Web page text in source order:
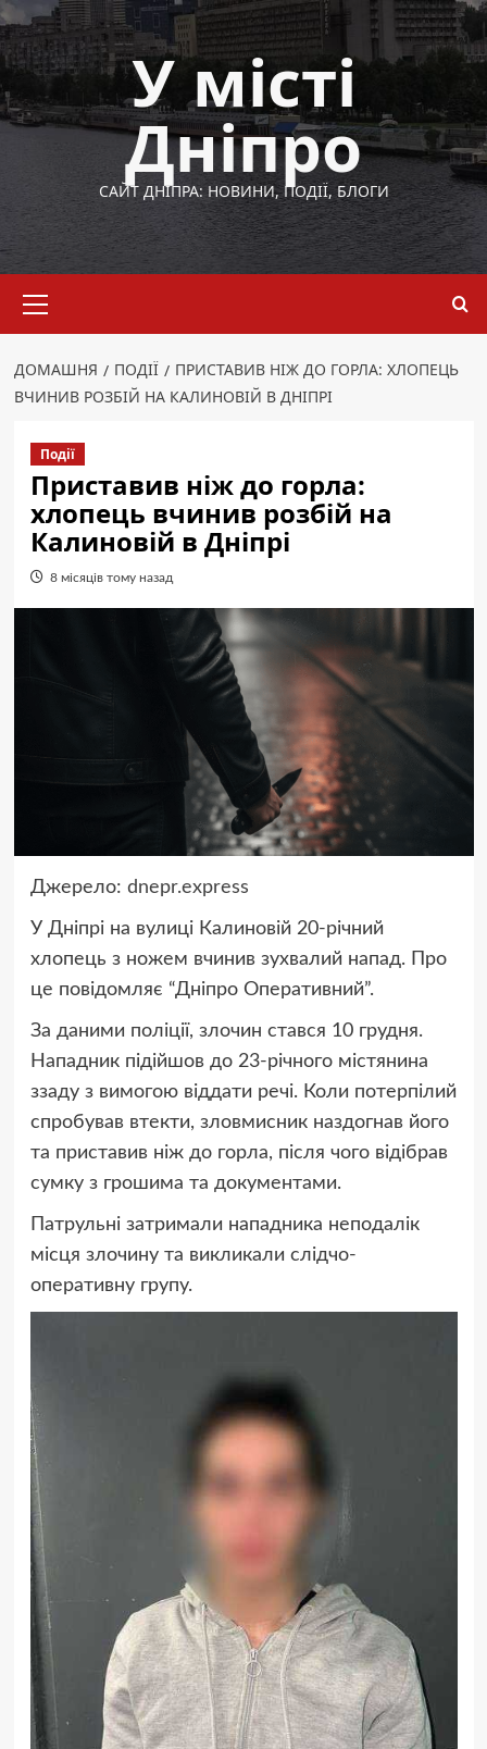
Перейти
до
вмісту
У місті
Дніпро
САЙТ ДНІПРА: НОВИНИ, ПОДІЇ, БЛОГИ
меню
ДОМАШНЯ ПОДІЇ
ПРИСТАВИВ НІЖ ДО ГОРЛА: ХЛОПЕЦЬ
ВЧИНИВ РОЗБІЙ НА КАЛИНОВІЙ В ДНІПРІ
Події
Приставив ніж до горла:
хлопець вчинив розбій на
Калиновій в Дніпрі
8 місяців тому назад
Джерело: dnepr.express
У Дніпрі на вулиці Калиновій 20-річний
хлопець з ножем вчинив зухвалий напад. Про
це повідомляє “Дніпро Оперативний”.
За даними поліції, злочин стався 10 грудня.
Нападник підійшов до 23-річного містянина
ззаду з вимогою віддати речі. Коли потерпілий
спробував втекти, зловмисник наздогнав його
та приставив ніж до горла, після чого відібрав
сумку з грошима та документами.
Патрульні затримали нападника неподалік
місця злочину та викликали слідчо-
оперативну групу.